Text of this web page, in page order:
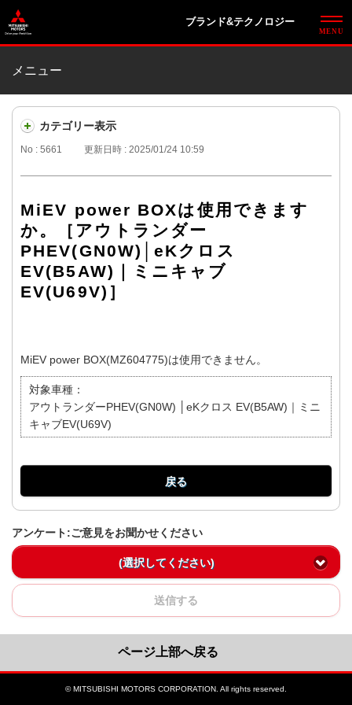
ブランド&テクノロジー
メニュー
カテゴリー表示
No : 5661 更新日時 : 2025/01/24 10:59
MiEV power BOXは使用できます
か。［アウトランダー
PHEV(GN0W)│eKクロス
EV(B5AW)｜ミニキャブ
EV(U69V)］
MiEV power BOX(MZ604775)は使用できません。
対象車種：
アウトランダーPHEV(GN0W) │eKクロス EV(B5AW)｜ミニ
キャブEV(U69V)
戻る
アンケート:ご意見をお聞かせください
(選択してください)
送信する
ページ上部へ戻る
© MITSUBISHI MOTORS CORPORATION. All rights reserved.